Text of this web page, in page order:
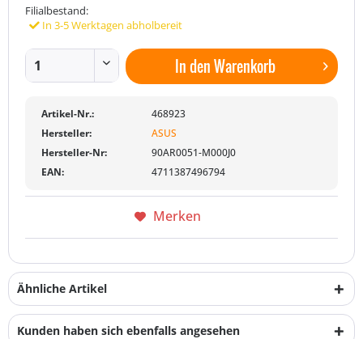
Filialbestand:
In 3-5 Werktagen abholbereit
In denWarenkorb
Artikel-Nr.:
468923
Hersteller:
ASUS
Hersteller-Nr:
90AR0051-M000J0
EAN:
4711387496794
Merken
Ähnliche Artikel
Kunden haben sich ebenfalls angesehen